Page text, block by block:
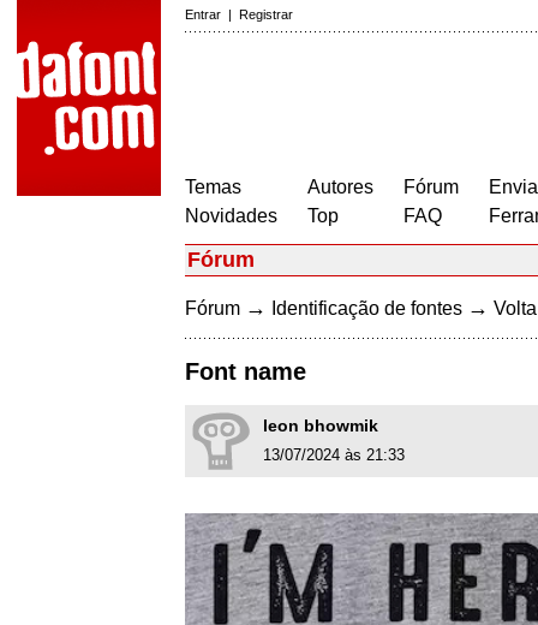
Entrar | Registrar
Temas
Novidades
Autores
Top
Fórum
FAQ
Fórum
Fórum → Identificação de fontes →
Font name
leon bhowmik
13/07/2024 às 21:33